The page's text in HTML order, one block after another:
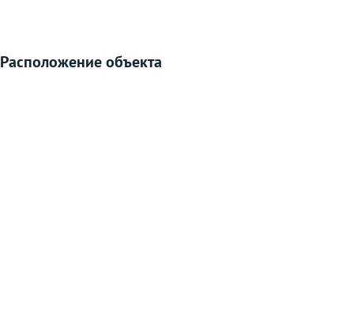
Расположение объекта